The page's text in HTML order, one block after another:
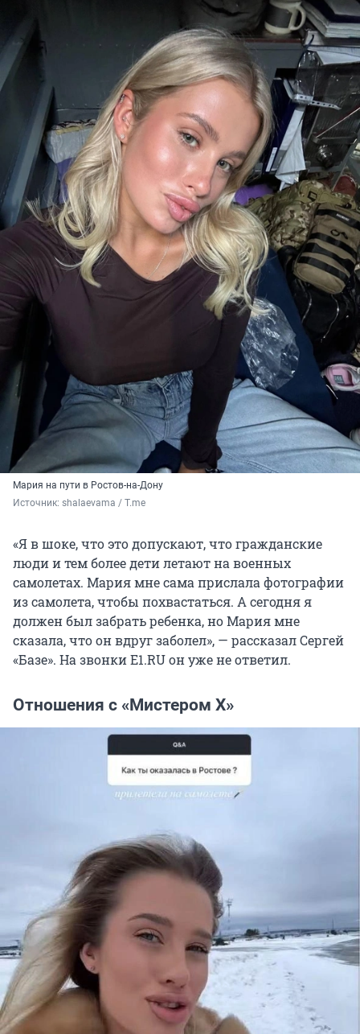
Мария на пути в Ростов-на-Дону
Источник: shalaevama / T.me
«Я в шоке, что это допускают, что гражданские
люди и тем более дети летают на военных
самолетах. Мария мне сама прислала фотографии
из самолета, чтобы похвастаться. А сегодня я
должен был забрать ребенка, но Мария мне
сказала, что он вдруг заболел», — рассказал Сергей
«Базе». На звонки Е1.RU он уже не ответил.
Отношения с «Мистером Х»